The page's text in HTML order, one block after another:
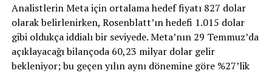
Analistlerin Meta için ortalama hedef fiyatı 827 dolar
olarak belirlenirken, Rosenblatt’ın hedefi 1.015 dolar
gibi oldukça iddialı bir seviyede. Meta’nın 29 Temmuz’da
açıklayacağı bilançoda 60,23 milyar dolar gelir
bekleniyor; bu geçen yılın aynı dönemine göre %27’lik